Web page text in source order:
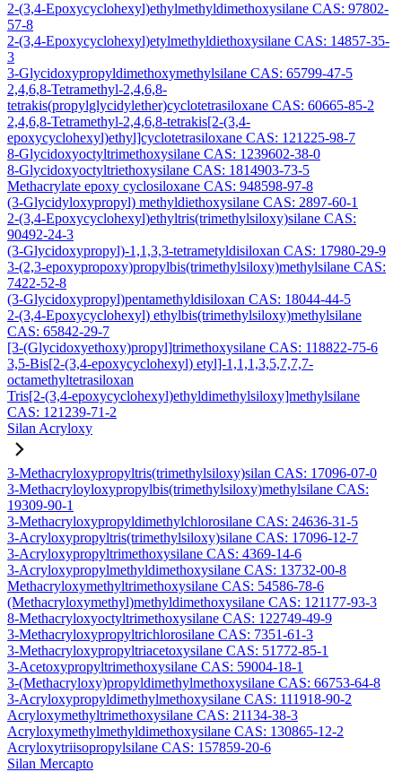
2-(3,4-Epoxycyclohexyl)ethylmethyldimethoxysilane CAS: 97802-
57-8
2-(3,4-Epoxycyclohexyl)etylmethyldiethoxysilane CAS: 14857-35-
3
3-Glycidoxypropyldimethoxymethylsilane CAS: 65799-47-5
2,4,6,8-Tetramethyl-2,4,6,8-
tetrakis(propylglycidylether)cyclotetrasiloxane CAS: 60665-85-2
2,4,6,8-Tetramethyl-2,4,6,8-tetrakis[2-(3,4-
epoxycyclohexyl)ethyl]cyclotetrasiloxane CAS: 121225-98-7
8-Glycidoxyoctyltrimethoxysilane CAS: 1239602-38-0
8-Glycidoxyoctyltriethoxysilane CAS: 1814903-73-5
Methacrylate epoxy cyclosiloxane CAS: 948598-97-8
(3-Glycidyloxypropyl) methyldiethoxysilane CAS: 2897-60-1
2-(3,4-Epoxycyclohexyl)ethyltris(trimethylsiloxy)silane CAS:
90492-24-3
(3-Glycidoxypropyl)-1,1,3,3-tetrametyldisiloxan CAS: 17980-29-9
3-(2,3-epoxypropoxy)propylbis(trimethylsiloxy)methylsilane CAS:
7422-52-8
(3-Glycidoxypropyl)pentamethyldisiloxan CAS: 18044-44-5
2-(3,4-Epoxycyclohexyl) ethylbis(trimethylsiloxy)methylsilane
CAS: 65842-29-7
[3-(Glycidoxyethoxy)propyl]trimethoxysilane CAS: 118822-75-6
3,5-Bis[2-(3,4-epoxycyclohexyl) etyl]-1,1,1,3,5,7,7,7-
octamethyltetrasiloxan
Tris[2-(3,4-epoxycyclohexyl)ethyldimethylsiloxy]methylsilane
CAS: 121239-71-2
Silan Acryloxy
3-Methacryloxypropyltris(trimethylsiloxy)silan CAS: 17096-07-0
3-Methacryloyloxypropylbis(trimethylsiloxy)methylsilane CAS:
19309-90-1
3-Methacryloxypropyldimethylchlorosilane CAS: 24636-31-5
3-Acryloxypropyltris(trimethylsiloxy)silane CAS: 17096-12-7
3-Acryloxypropyltrimethoxysilane CAS: 4369-14-6
3-Acryloxypropylmethyldimethoxysilane CAS: 13732-00-8
Methacryloxymethyltrimethoxysilane CAS: 54586-78-6
(Methacryloxymethyl)methyldimethoxysilane CAS: 121177-93-3
8-Methacryloxyoctyltrimethoxysilane CAS: 122749-49-9
3-Methacryloxypropyltrichlorosilane CAS: 7351-61-3
3-Methacryloxypropyltriacetoxysilane CAS: 51772-85-1
3-Acetoxypropyltrimethoxysilane CAS: 59004-18-1
3-(Methacryloxy)propyldimethylmethoxysilane CAS: 66753-64-8
3-Acryloxypropyldimethylmethoxysilane CAS: 111918-90-2
Acryloxymethyltrimethoxysilane CAS: 21134-38-3
Acryloxymethylmethyldimethoxysilane CAS: 130865-12-2
Acryloxytriisopropylsilane CAS: 157859-20-6
Silan Mercapto